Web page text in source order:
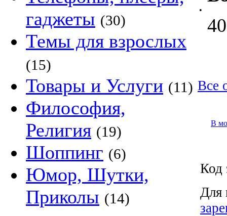
гаджеты (30)
Темы для взрослых
(15)
Товары и Услуги (11)
Философия,
Религия (19)
Шоппинг (6)
Юмор, Шутки,
Приколы (14)
•
Все
В
Код
Для